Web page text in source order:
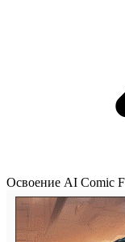
Освоение AI Comic